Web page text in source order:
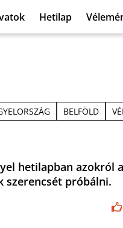
Hetilap
BELFÖLD
hetilapban azokról
szerencsét próbálni.